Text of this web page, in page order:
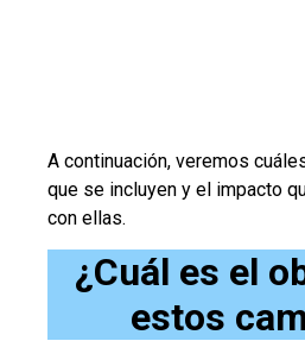
A continuación, veremos
que se incluyen y el impacto
con ellas.
¿Cuál es el
estos